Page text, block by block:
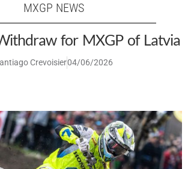
MXGP NEWS
for MXGP of Latvia
Crevoisier04/06/2026